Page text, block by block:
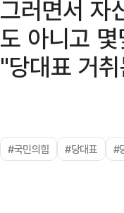
그러면서 자
도 아니고
"당대표 거
#국민의힘 #당대표 #